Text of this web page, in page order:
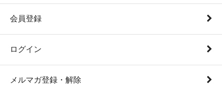
会員登録
ログイン
メルマガ登録・解除